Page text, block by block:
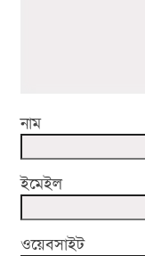
নাম
ইমেইল
ওয়েবসাইট